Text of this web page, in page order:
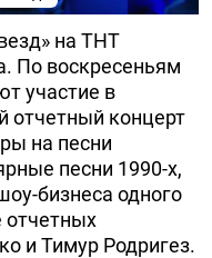
на ТНТ
По воскресеньям
участие в
отчетный концерт
на песни
песни 1990-х,
бизнеса одного
отчетных
и Тимур Родригез.